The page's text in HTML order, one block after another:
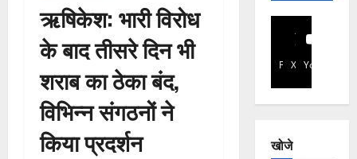
ऋषिकेश: भारी विरोध
के बाद तीसरे दिन भी
शराब का ठेका बंद,
विभिन्न संगठनों ने
किया प्रदर्शन
Facebook
X YouTube
खोजे